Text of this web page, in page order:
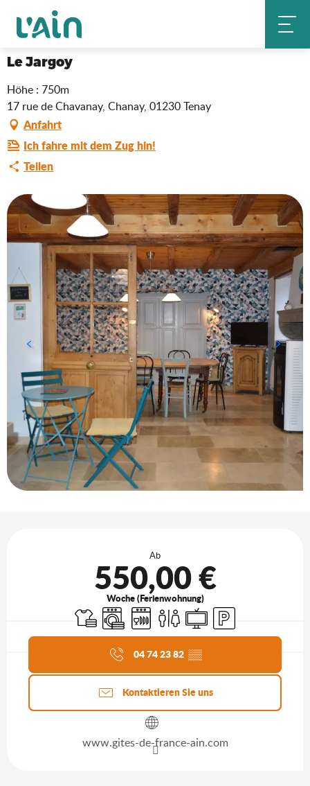
contenu
principal
Startseite
Le Jargoy
Höhe : 750m
17 rue de Chavanay, Chanay, 01230 Tenay
Anfahrt
Ich fahre mit dem Zug hin!
Teilen
Ab
550,00 €
Woche (Ferienwohnung)
Bettwäsche und Laken
Waschmaschine
Geschirrspülmaschine
ToilettenFernsehen
Parkplatz
Aktuelle Agenda
04 74 23 82 ▒▒
Kontaktieren Sie uns
www.gites-de-france-ain.com